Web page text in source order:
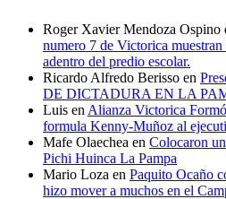
Roger Xavier Mendoza Ospino
numero 7 de Victorica
adentro del predio escolar.
Ricardo Alfredo Berisso en
DE DICTADURA EN LA
Luis en Alianza Victorica
formula Kenny-Muñoz al
Mafe Olaechea en Colocaron
Pichi Huinca La Pampa
Mario Loza en Paquito Ocaño
hizo mover a muchos en el